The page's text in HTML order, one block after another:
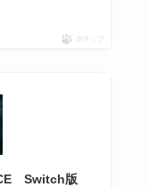
ポチップ
Switch版